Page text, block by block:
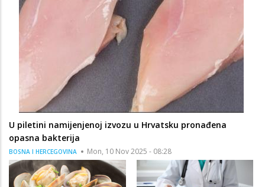
U piletini namijenjenoj izvozu u Hrvatsku pronađena
opasna bakterija
BOSNA I HERCEGOVINA Mon, 10 Nov 2025 - 08:28